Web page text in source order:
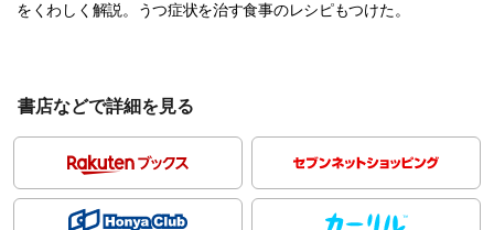
をくわしく解説。うつ症状を治す食事のレシピもつけた。
書店などで詳細を見る